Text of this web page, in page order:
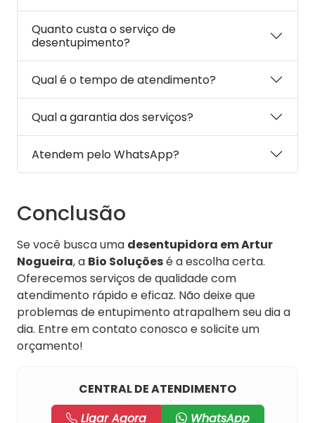
Quanto custa o serviço de
desentupimento?
Qual é o tempo de atendimento?
Qual a garantia dos serviços?
Atendem pelo WhatsApp?
Conclusão
Se você busca uma desentupidora em Artur
Nogueira, a Bio Soluçõesé a escolha certa.
Oferecemos serviços de qualidade com
atendimento rápido e eficaz. Não deixe que
problemas de entupimento atrapalhem seu dia a
dia. Entre em contato conosco e solicite um
orçamento!
CENTRAL DE ATENDIMENTO
Ligar Agora
WhatsApp